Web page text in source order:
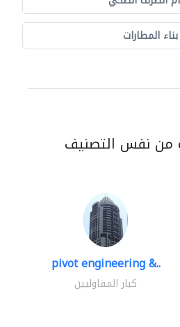
بناء المطارات
من نفس التصنيف
pivot engineering &..
كبار المقاوليين